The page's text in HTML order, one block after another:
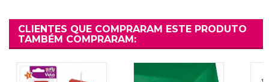
CLIENTES QUE COMPRARAM ESTE PRODUTO
TAMBÉM COMPRARAM: